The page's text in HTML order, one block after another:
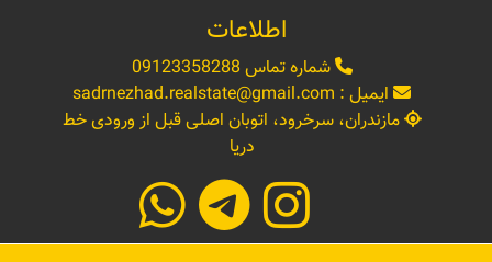
اطلاعات
شماره تماس 09123358288
ایمیل : sadrnezhad.realstate@gmail.com
مازندران، سرخرود، اتوبان اصلی قبل از ورودی خط
دریا